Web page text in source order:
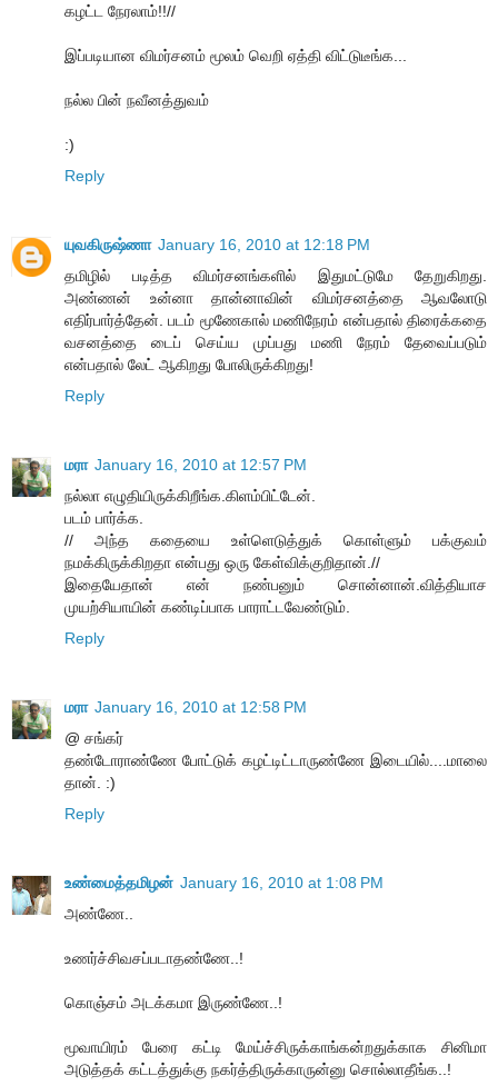
கழட்ட நேரலாம்!!//
இப்படியான விமர்சனம் மூலம் வெறி ஏத்தி விட்டுடீங்க...
நல்ல பின் நவீனத்துவம்
:)
Reply
யுவகிருஷ்ணா January 16, 2010 at 12:18 PM
தமிழில் படித்த விமர்சனங்களில் இதுமட்டுமே தேறுகிறது.
அண்ணன் உன்னா தான்னாவின் விமர்சனத்தை ஆவலோடு
எதிர்பார்த்தேன். படம் மூணேகால் மணிநேரம் என்பதால் திரைக்கதை
வசனத்தை டைப் செய்ய முப்பது மணி நேரம் தேவைப்படும்
என்பதால் லேட் ஆகிறது போலிருக்கிறது!
Reply
மரா January 16, 2010 at 12:57 PM
நல்லா எழுதியிருக்கிறீங்க.கிளம்பிட்டேன்.
படம் பார்க்க.
// அந்த கதையை உள்ளெடுத்துக் கொள்ளும் பக்குவம்
நமக்கிருக்கிறதா என்பது ஒரு கேள்விக்குறிதான்.//
இதையேதான் என் நண்பனும் சொன்னான்.வித்தியாச
முயற்சியாயின் கண்டிப்பாக பாராட்டவேண்டும்.
Reply
மரா January 16, 2010 at 12:58 PM
@ சங்கர்
தண்டோராண்ணே போட்டுக் கழட்டிட்டாருண்ணே இடையில்....மாலை
தான். :)
Reply
உண்மைத்தமிழன் January 16, 2010 at 1:08 PM
அண்ணே..
உணர்ச்சிவசப்படாதண்ணே..!
கொஞ்சம் அடக்கமா இருண்ணே..!
மூவாயிரம் பேரை கட்டி மேய்ச்சிருக்காங்கன்றதுக்காக சினிமா
அடுத்தக் கட்டத்துக்கு நகர்த்திருக்காருன்னு சொல்லாதீங்க..!